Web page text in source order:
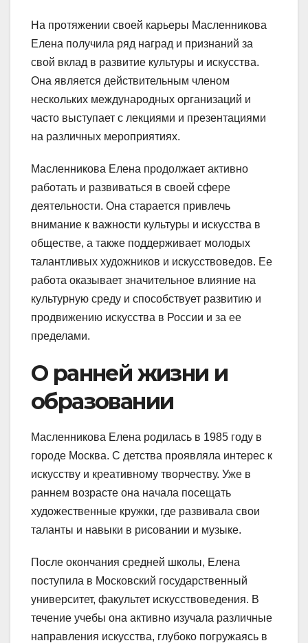
На протяжении своей карьеры Масленникова
Елена получила ряд наград и признаний за
свой вклад в развитие культуры и искусства.
Она является действительным членом
нескольких международных организаций и
часто выступает с лекциями и презентациями
на различных мероприятиях.
Масленникова Елена продолжает активно
работать и развиваться в своей сфере
деятельности. Она старается привлечь
внимание к важности культуры и искусства в
обществе, а также поддерживает молодых
талантливых художников и искусствоведов. Ее
работа оказывает значительное влияние на
культурную среду и способствует развитию и
продвижению искусства в России и за ее
пределами.
О ранней жизни и
образовании
Масленникова Елена родилась в 1985 году в
городе Москва. С детства проявляла интерес к
искусству и креативному творчеству. Уже в
раннем возрасте она начала посещать
художественные кружки, где развивала свои
таланты и навыки в рисовании и музыке.
После окончания средней школы, Елена
поступила в Московский государственный
университет, факультет искусствоведения. В
течение учебы она активно изучала различные
направления искусства, глубоко погружаясь в